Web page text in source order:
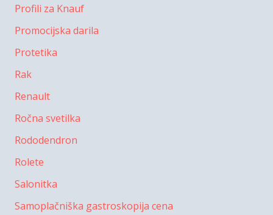
Profili za Knauf
Promocijska darila
Protetika
Rak
Renault
Ročna svetilka
Rododendron
Rolete
Salonitka
Samoplačniška gastroskopija cena